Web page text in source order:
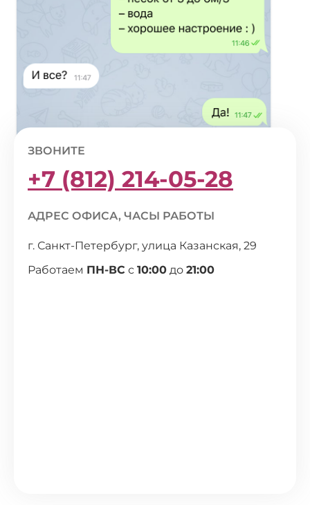
ЗВОНИТЕ
+7 (812) 214-05-28
АДРЕС ОФИСА, ЧАСЫ РАБОТЫ
г. Санкт-Петербург, улица Казанская, 29
Работаем ПН-ВС с 10:00 до 21:00